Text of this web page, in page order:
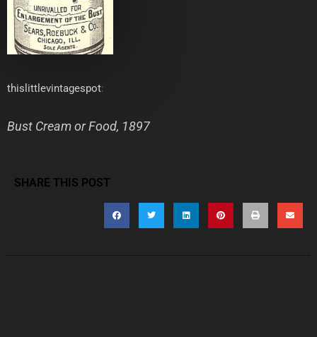
thislittlevintagespot:
Bust Cream or Food, 1897
SHARE THIS POST